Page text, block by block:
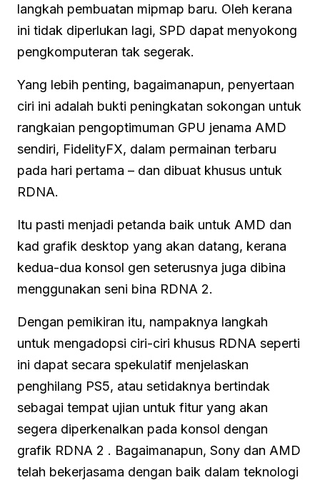
langkah pembuatan mipmap baru. Oleh kerana
ini tidak diperlukan lagi, SPD dapat menyokong
pengkomputeran tak segerak.
Yang lebih penting, bagaimanapun, penyertaan
ciri ini adalah bukti peningkatan sokongan untuk
rangkaian pengoptimuman GPU jenama AMD
sendiri, FidelityFX, dalam permainan terbaru
pada hari pertama – dan dibuat khusus untuk
RDNA.
Itu pasti menjadi petanda baik untuk AMD dan
kad grafik desktop yang akan datang, kerana
kedua-dua konsol gen seterusnya juga dibina
menggunakan seni bina RDNA 2.
Dengan pemikiran itu, nampaknya langkah
untuk mengadopsi ciri-ciri khusus RDNA seperti
ini dapat secara spekulatif menjelaskan
penghilang PS5, atau setidaknya bertindak
sebagai tempat ujian untuk fitur yang akan
segera diperkenalkan pada konsol dengan
grafik RDNA 2 . Bagaimanapun, Sony dan AMD
telah bekerjasama dengan baik dalam teknologi